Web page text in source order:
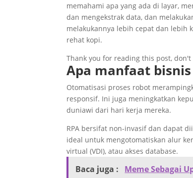
memahami apa yang ada di layar,
dan mengekstrak data, dan
melakukannya lebih cepat dan lebih
rehat kopi.
Thank you for reading this post,
Apa manfaat bisnis
Otomatisasi proses robot
responsif. Ini juga meningkatkan
duniawi dari hari kerja mereka.
RPA bersifat non-invasif dan dapat
ideal untuk mengotomatiskan alur
virtual (VDI), atau akses database.
Baca juga : Meme Sebagai